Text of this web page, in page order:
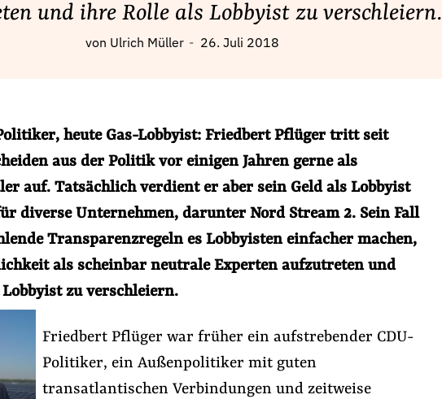
und ihre Rolle als Lobbyist zu verschleiern.
von Ulrich Müller 26. Juli 2018
heute Gas-Lobbyist: Friedbert Pflüger tritt seit
aus der Politik vor einigen Jahren gerne als
auf. Tatsächlich verdient er aber sein Geld als Lobbyist
diverse Unternehmen, darunter Nord Stream 2. Sein Fall
Transparenzregeln es Lobbyisten einfacher machen,
als scheinbar neutrale Experten aufzutreten und
zu verschleiern.
Friedbert Pflüger war früher ein aufstrebender CDU-
Politiker, ein Außenpolitiker mit guten
transatlantischen Verbindungen und zeitweise